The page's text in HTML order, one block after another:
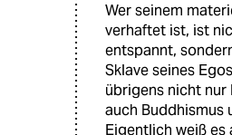
Wer seinem
verhaftet ist, ist
entspannt,
Sklave seines
übrigens nicht nur
auch Buddhismus
Eigentlich weiß es